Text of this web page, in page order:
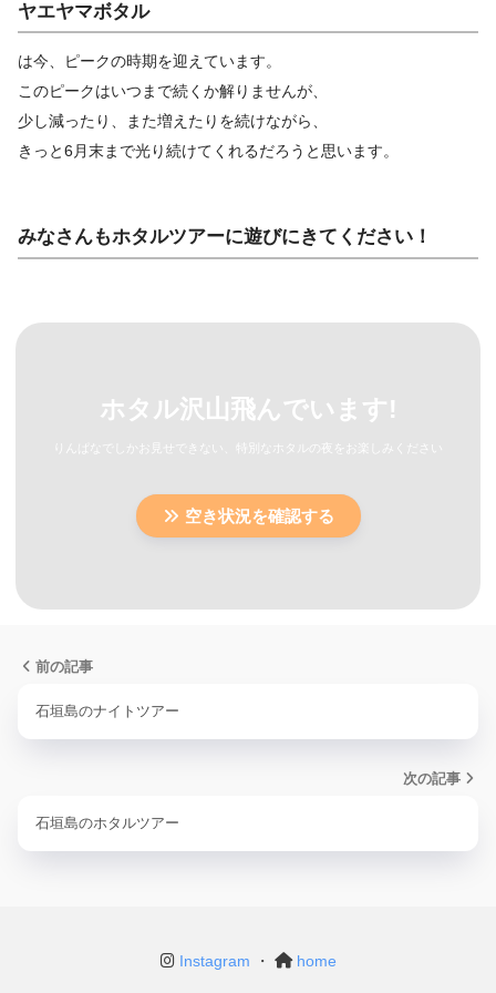
ヤエヤマボタル
は今、ピークの時期を迎えています。
このピークはいつまで続くか解りませんが、
少し減ったり、また増えたりを続けながら、
きっと6月末まで光り続けてくれるだろうと思います。
みなさんもホタルツアーに遊びにきてください！
ホタル沢山飛んでいます!
りんぱなでしかお見せできない、特別なホタルの夜をお楽しみください
空き状況を確認する
前の記事
石垣島のナイトツアー
次の記事
石垣島のホタルツアー
Instagram ・ home